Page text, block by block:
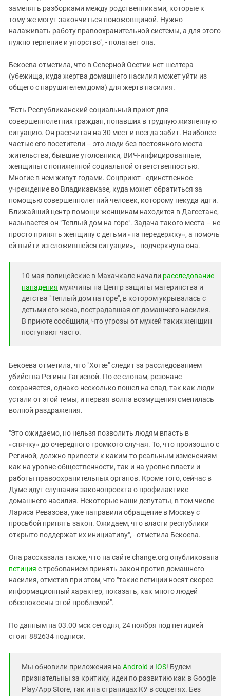
заменять разборками между родственниками, которые к
тому же могут закончиться поножовщиной. Нужно
налаживать работу правоохранительной системы, а для этого
нужно терпение и упорство", - полагает она.
Бекоева отметила, что в Северной Осетии нет шелтера
(убежища, куда жертва домашнего насилия может уйти из
общего с нарушителем дома) для жертв насилия.
"Есть Республиканский социальный приют для
совершеннолетних граждан, попавших в трудную жизненную
ситуацию. Он рассчитан на 30 мест и всегда забит. Наиболее
частые его посетители – это люди без постоянного места
жительства, бывшие уголовники, ВИЧ-инфицированные,
женщины с пониженной социальной ответственностью.
Многие в нем живут годами. Соцприют - единственное
учреждение во Владикавказе, куда может обратиться за
помощью совершеннолетний человек, которому некуда идти.
Ближайший центр помощи женщинам находится в Дагестане,
называется он "Теплый дом на горе". Задача такого места – не
просто принять женщину с детьми «на передержку», а помочь
ей выйти из сложившейся ситуации», - подчеркнула она.
10 мая полицейские в Махачкале начали расследование
нападения мужчины на Центр защиты материнства и
детства "Теплый дом на горе", в котором укрывалась с
детьми его жена, пострадавшая от домашнего насилия.
В приюте сообщили, что угрозы от мужей таких женщин
поступают часто.
Бекоева отметила, что "Хотæ" следит за расследованием
убийства Регины Гагиевой. По ее словам, резонанс
сохраняется, однако несколько пошел на спад, так как люди
устали от этой темы, и первая волна возмущения сменилась
волной раздражения.
"Это ожидаемо, но нельзя позволить людям впасть в
«спячку» до очередного громкого случая. То, что произошло с
Региной, должно привести к каким-то реальным изменениям
как на уровне общественности, так и на уровне власти и
работы правоохранительных органов. Кроме того, сейчас в
Думе идут слушания законопроекта о профилактике
домашнего насилия. Некоторые наши депутаты, в том числе
Лариса Ревазова, уже направили обращение в Москву с
просьбой принять закон. Ожидаем, что власти республики
открыто поддержат их инициативу", - отметила Бекоева.
Она рассказала также, что на сайте change.org опубликована
петиция с требованием принять закон против домашнего
насилия, отметив при этом, что "такие петиции носят скорее
информационный характер, показать, как много людей
обеспокоены этой проблемой".
По данным на 03.00 мск сегодня, 24 ноября под петицией
стоит 882634 подписи.
Мы обновили приложения на Android и IOS! Будем
признательны за критику, идеи по развитию как в Google
Play/App Store, так и на страницах КУ в соцсетях. Без